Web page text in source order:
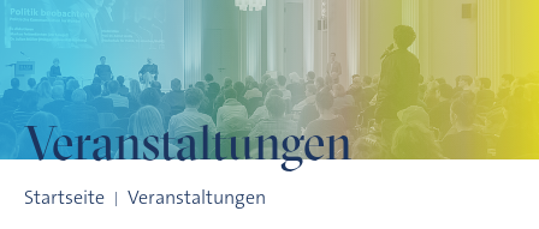
Veranstaltungen
Startseite Veranstaltungen